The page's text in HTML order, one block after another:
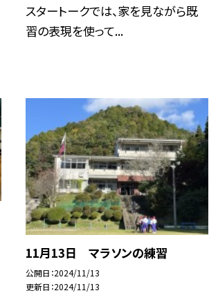
スタートークでは、家を見ながら既
習の表現を使って...
11月13日 マラソンの練習
公開日 2024/11/13
更新日 2024/11/13